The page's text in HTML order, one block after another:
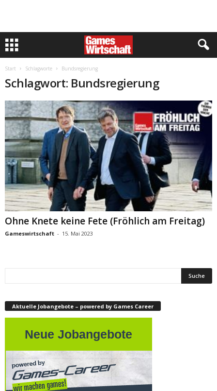
Start Schlagworte Bundsregierung
Schlagwort: Bundsregierung
Ohne Knete keine Fete (Fröhlich am Freitag)
Gameswirtschaft - 15. Mai 2023
Aktuelle Jobangebote – powered by Games Career